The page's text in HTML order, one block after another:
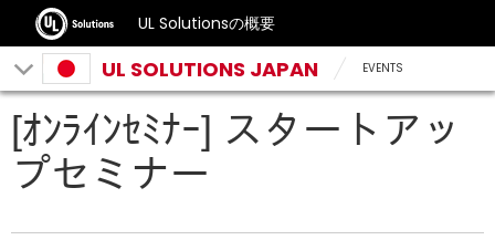
UL Solutionsの概要
UL SOLUTIONS JAPAN EVENTS
[ｵﾝﾗｲﾝｾﾐﾅｰ] スタートアッ
プセミナー